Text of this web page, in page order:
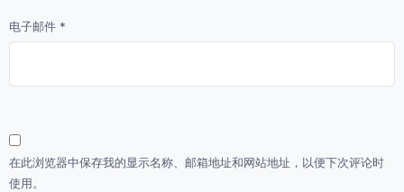
电子邮件 *
在此浏览器中保存我的显示名称、邮箱地址和网站地址，以便下次评论时
使用。